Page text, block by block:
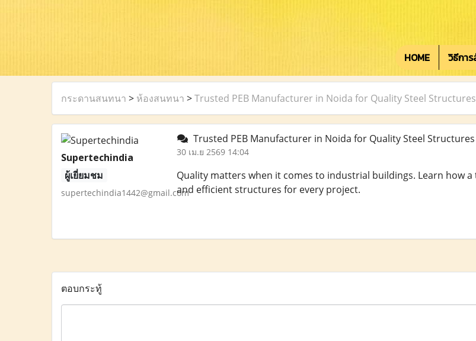
HOME วิธีกา
กระดานสนทนา > ห้องสนทนา >Trusted PEB Manufacturer in Noida for Quality Steel Structures
Supertechindia
ผู้เยี่ยมชม
supertechindia1442@gmail.com
Trusted PEB Manufacturer in Noida for Quality Steel Structures
30 เม.ย 2569 14:04
Quality matters when it comes to industrial buildings. Learn how
and efficient structures for every project.
ตอบกระทู้